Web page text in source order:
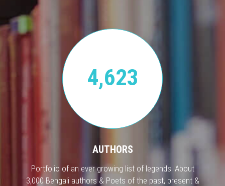
4,623
AUTHORS
Portfolio of an ever growing list of legends. About
3,000 Bengali authors & Poets of the past, present &